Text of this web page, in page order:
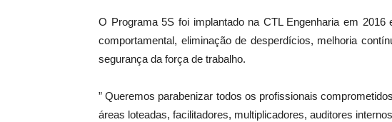
O Programa 5S foi implantado na CTL Engenharia em
comportamental, eliminação de desperdícios, melhoria
segurança da força de trabalho.
” Queremos parabenizar todos os profissionais
áreas loteadas, facilitadores, multiplicadores, auditores